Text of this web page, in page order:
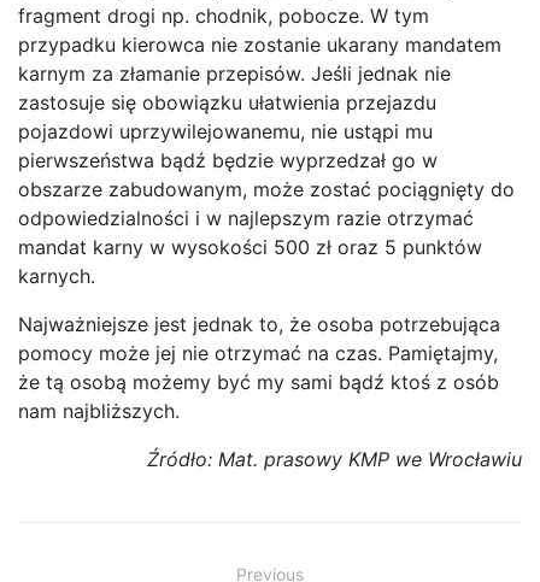
fragment drogi np. chodnik, pobocze. W tym
przypadku kierowca nie zostanie ukarany mandatem
karnym za złamanie przepisów. Jeśli jednak nie
zastosuje się obowiązku ułatwienia przejazdu
pojazdowi uprzywilejowanemu, nie ustąpi mu
pierwszeństwa bądź będzie wyprzedzał go w
obszarze zabudowanym, może zostać pociągnięty do
odpowiedzialności i w najlepszym razie otrzymać
mandat karny w wysokości 500 zł oraz 5 punktów
karnych.
Najważniejsze jest jednak to, że osoba potrzebująca
pomocy może jej nie otrzymać na czas. Pamiętajmy,
że tą osobą możemy być my sami bądź ktoś z osób
nam najbliższych.
Źródło: Mat. prasowy KMP we Wrocławiu
Previous